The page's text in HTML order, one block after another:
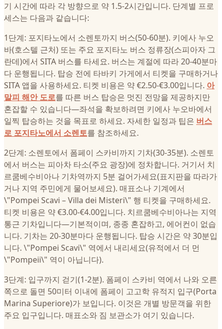
기 시간에 따라 각 방향으로 약 1.5-2시간입니다. 단계별 프로
세스는 다음과 같습니다:
1단계: 포지타노에서 소렌토까지 버스(50-60분). 키에사 누오
바(호스텔 근처) 또는 주요 포지타노 버스 정류장(스피아자 그
란데)에서 SITA 버스를 타세요. 버스는 계절에 따라 20-40분마
다 운행됩니다. 탑승 전에 타바키 가게에서 티켓을 구매하거나
SITA 앱을 사용하세요. 티켓 비용은 약 €2.50-€3.00입니다. 아
말피 해안 도로를 따른 버스 탑승은 멋진 전망을 제공하지만
혼잡할 수 있습니다—좌석을 확보하려면 키에사 누오바에서
일찍 탑승하는 것을 목표로 하세요. 자세한 일정과 팁은 버스
로 포지타노에서 소렌토를 참조하세요.
2단계: 소렌토에서 폼페이 스카비까지 기차(30-35분). 소렌토
에서 버스는 피아차 타소(주요 광장)에 정차합니다. 거기서 치
르쿰베수비아나 기차역까지 5분 걸어가세요(표지판을 따라가
거나 지역 주민에게 물어보세요). 매표소나 기계에서
\"Pompei Scavi – Villa dei Misteri\" 행 티켓을 구매하세요.
티켓 비용은 약 €3.00-€4.00입니다. 치르쿰베수비아나는 지역
통근 기차입니다—기본적이며, 종종 혼잡하고, 에어컨이 없습
니다. 기차는 20-30분마다 운행됩니다. 탑승 시간은 약 30분입
니다. \"Pompei Scavi\" 역에서 내리세요(유적에서 더 먼
\"Pompeii\" 역이 아닙니다).
3단계: 입구까지 걷기(1-2분). 폼페이 스카비 역에서 나와 오른
쪽으로 돌면 50미터 이내에 폼페이 고고학 유적지 입구(Porta
Marina Superiore)가 보입니다. 이것은 개별 방문객을 위한
주요 입구입니다. 매표소와 짐 보관소가 여기 있습니다.